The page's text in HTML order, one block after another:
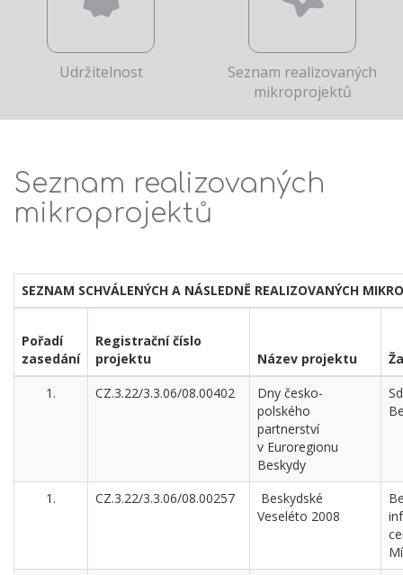
Udržitelnost
Seznam realizovaných
mikroprojektů
Seznam realizovaných
mikroprojektů
SEZNAM SCHVÁLENÝCH A NÁSLEDNĚ REALIZOVANÝCH
Pořadí
zasedání
Registrační číslo
projektu
Název projektu
1.
CZ.3.22/3.3.06/08.00402
Dny česko-
polského
partnerství
v Euroregionu
Beskydy
1. CZ.3.22/3.3.06/08.00257
Beskydské
Veseléto 2008